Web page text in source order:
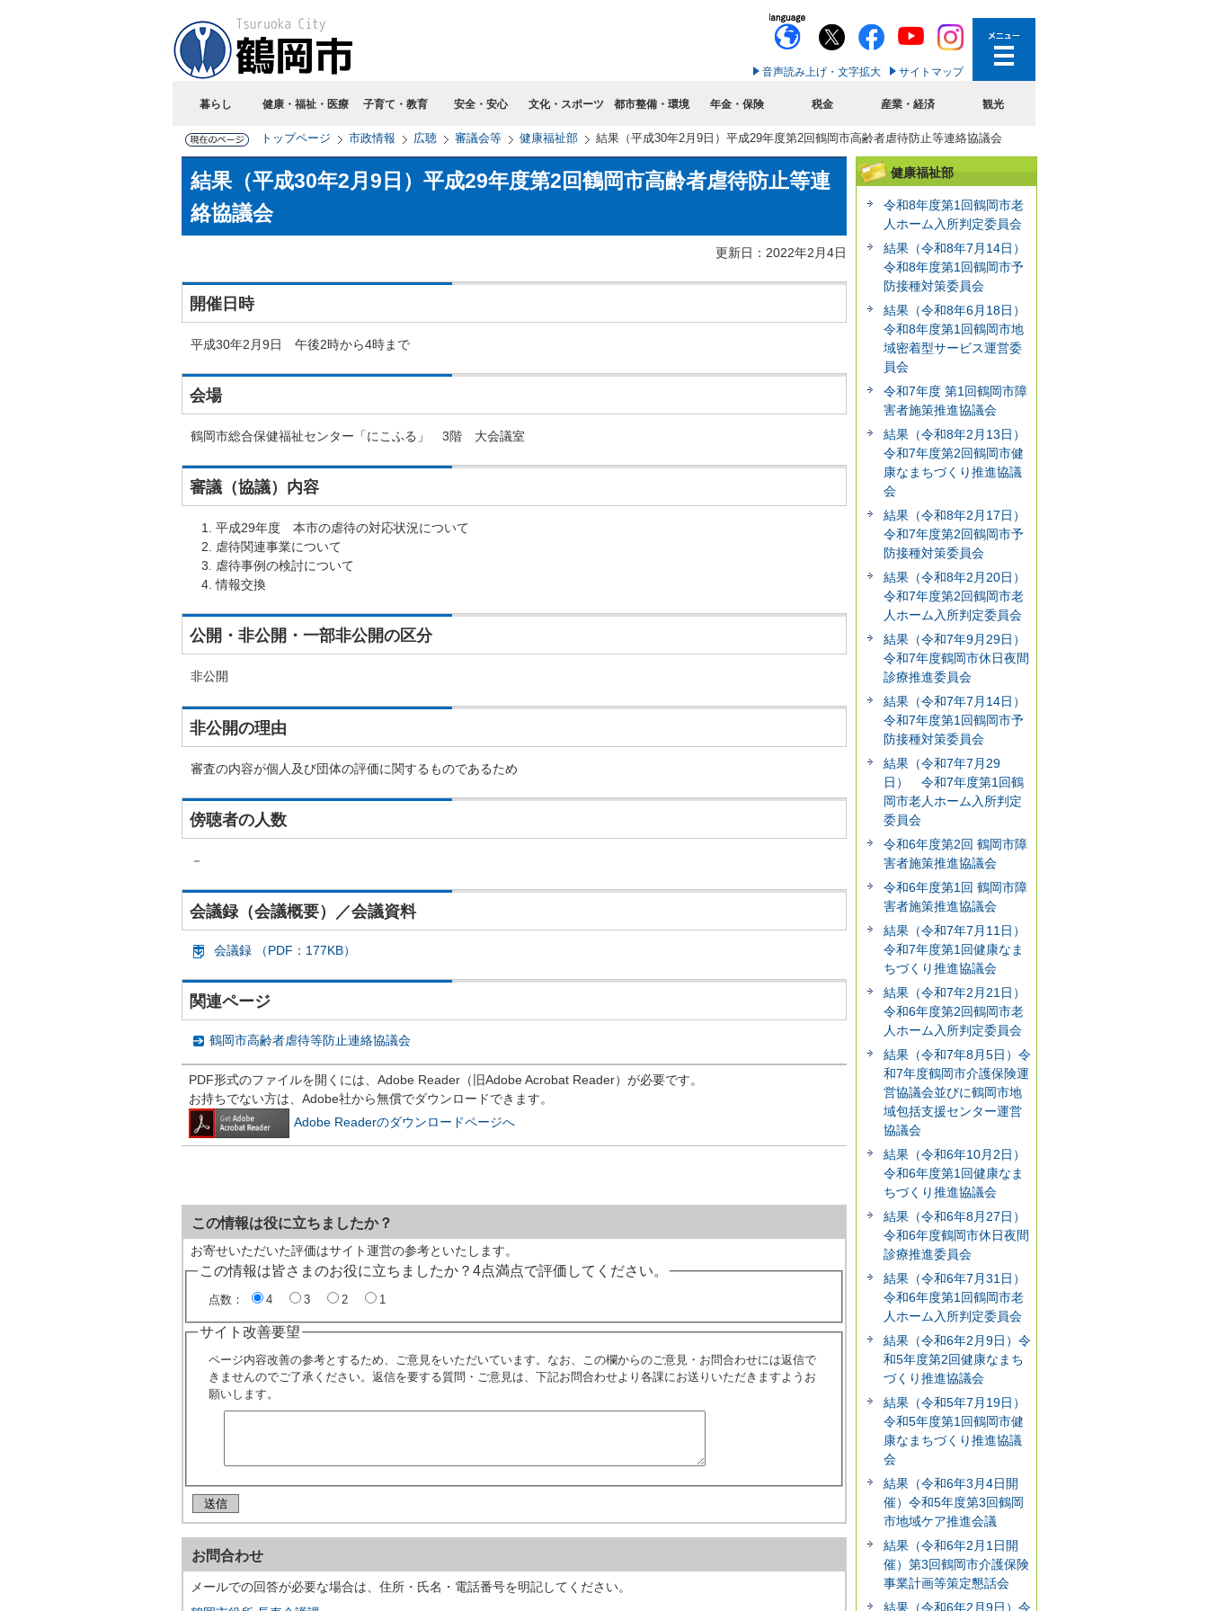
音声読み上げ・文字拡大 サイトマップ
暮らし 健康・福祉・医療 子育て・教育 安全・安心 文化・スポーツ 都市整備・環境 年金・保険 税金 産業・経済 観光
トップページ 市政情報 広聴 審議会等 健康福祉部 結果（平成30年2月9日）平成29年度第2回鶴岡市高齢者虐待防止等連絡協議会
結果（平成30年2月9日）平成29年度第2回鶴岡市高齢者虐待防止等連
絡協議会
更新日：2022年2月4日
開催日時
平成30年2月9日 午後2時から4時まで
会場
鶴岡市総合保健福祉センター「にこふる」 3階 大会議室
審議（協議）内容
平成29年度 本市の虐待の対応状況について
虐待関連事業について
虐待事例の検討について
情報交換
公開・非公開・一部非公開の区分
非公開
非公開の理由
審査の内容が個人及び団体の評価に関するものであるため
傍聴者の人数
－
会議録（会議概要）／会議資料
会議録 （PDF：177KB）
関連ページ
鶴岡市高齢者虐待等防止連絡協議会
PDF形式のファイルを開くには、Adobe Reader（旧Adobe Acrobat Reader）が必要です。
お持ちでない方は、Adobe社から無償でダウンロードできます。
Adobe Readerのダウンロードページへ
この情報は役に立ちましたか？
お寄せいただいた評価はサイト運営の参考といたします。
この情報は皆さまのお役に立ちましたか？4点満点で評価してください。
点数： 4 3 2 1
サイト改善要望
ページ内容改善の参考とするため、ご意見をいただいています。なお、この欄からのご意見・お問合わせには返信で
きませんのでご了承ください。返信を要する質問・ご意見は、下記お問合わせより各課にお送りいただきますようお
願いします。
お問合わせ
メールでの回答が必要な場合は、住所・氏名・電話番号を明記してください。
健康福祉部
令和8年度第1回鶴岡市老
人ホーム入所判定委員会
結果（令和8年7月14日）
令和8年度第1回鶴岡市予
防接種対策委員会
結果（令和8年6月18日）
令和8年度第1回鶴岡市地
域密着型サービス運営委
員会
令和7年度 第1回鶴岡市障
害者施策推進協議会
結果（令和8年2月13日）
令和7年度第2回鶴岡市健
康なまちづくり推進協議
会
結果（令和8年2月17日）
令和7年度第2回鶴岡市予
防接種対策委員会
結果（令和8年2月20日）
令和7年度第2回鶴岡市老
人ホーム入所判定委員会
結果（令和7年9月29日）
令和7年度鶴岡市休日夜間
診療推進委員会
結果（令和7年7月14日）
令和7年度第1回鶴岡市予
防接種対策委員会
結果（令和7年7月29
日） 令和7年度第1回鶴
岡市老人ホーム入所判定
委員会
令和6年度第2回 鶴岡市障
害者施策推進協議会
令和6年度第1回 鶴岡市障
害者施策推進協議会
結果（令和7年7月11日）
令和7年度第1回健康なま
ちづくり推進協議会
結果（令和7年2月21日）
令和6年度第2回鶴岡市老
人ホーム入所判定委員会
結果（令和7年8月5日）令
和7年度鶴岡市介護保険運
営協議会並びに鶴岡市地
域包括支援センター運営
協議会
結果（令和6年10月2日）
令和6年度第1回健康なま
ちづくり推進協議会
結果（令和6年8月27日）
令和6年度鶴岡市休日夜間
診療推進委員会
結果（令和6年7月31日）
令和6年度第1回鶴岡市老
人ホーム入所判定委員会
結果（令和6年2月9日）令
和5年度第2回健康なまち
づくり推進協議会
結果（令和5年7月19日）
令和5年度第1回鶴岡市健
康なまちづくり推進協議
会
結果（令和6年3月4日開
催）令和5年度第3回鶴岡
市地域ケア推進会議
結果（令和6年2月1日開
催）第3回鶴岡市介護保険
事業計画等策定懇話会
結果（令和6年2月9日）令